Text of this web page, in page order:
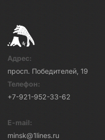
Адрес:
просп. Победителей, 19
Телефон:
+7-921-952-33-62
E-mail:
minsk@1lines.ru